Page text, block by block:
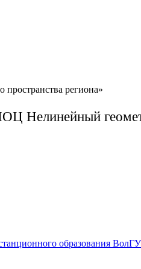
региона»
Нелинейный
образования ВолГУ